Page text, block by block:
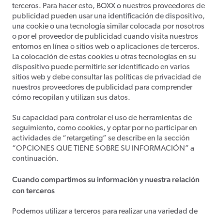
terceros. Para hacer esto, BOXX o nuestros proveedores de
publicidad pueden usar una identificación de dispositivo,
una cookie o una tecnología similar colocada por nosotros
o por el proveedor de publicidad cuando visita nuestros
entornos en línea o sitios web o aplicaciones de terceros.
La colocación de estas cookies u otras tecnologías en su
dispositivo puede permitirle ser identificado en varios
sitios web y debe consultar las políticas de privacidad de
nuestros proveedores de publicidad para comprender
cómo recopilan y utilizan sus datos.
Su capacidad para controlar el uso de herramientas de
seguimiento, como cookies, y optar por no participar en
actividades de “retargeting” se describe en la sección
“OPCIONES QUE TIENE SOBRE SU INFORMACIÓN” a
continuación.
Cuando compartimos su información y nuestra relación
con terceros
Podemos utilizar a terceros para realizar una variedad de